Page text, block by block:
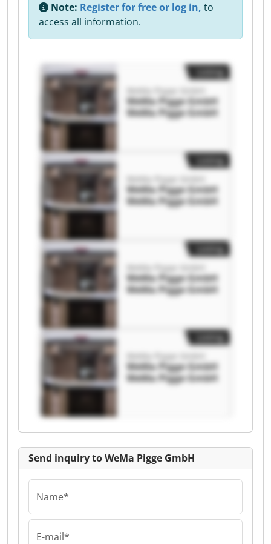
Note: Register for free or log in, to
access all information.
WeMa Pigge GmbH
WeMa Pigge GmbH
WeMa Pigge GmbH
WeMa Pigge GmbH
WeMa Pigge GmbH
WeMa Pigge GmbH
WeMa Pigge GmbH
WeMa Pigge GmbH
WeMa Pigge GmbH
WeMa Pigge GmbH
WeMa Pigge GmbH
WeMa Pigge GmbH
Send inquiry to WeMa Pigge GmbH
Name*
E-mail*